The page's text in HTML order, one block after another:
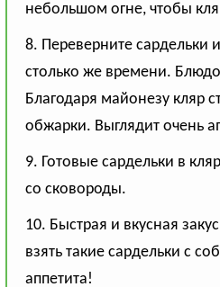
небольшом огне, чтобы
8. Переверните сардельки
столько же времени.
Благодаря майонезу кляр
обжарки. Выглядит очень
9. Готовые сардельки в
со сковороды.
10. Быстрая и вкусная
взять такие сардельки с
аппетита!